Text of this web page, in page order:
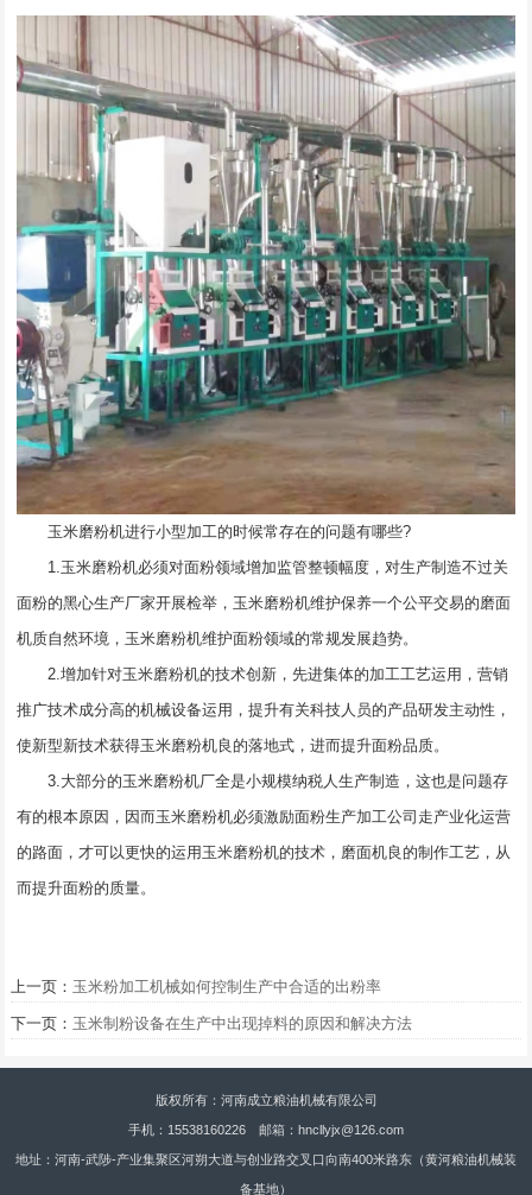
玉米磨粉机进行小型加工的时候常存在的问题有哪些?
1.玉米磨粉机必须对面粉领域增加监管整顿幅度，对生产制造不过关
面粉的黑心生产厂家开展检举，玉米磨粉机维护保养一个公平交易的磨面
机质自然环境，玉米磨粉机维护面粉领域的常规发展趋势。
2.增加针对玉米磨粉机的技术创新，先进集体的加工工艺运用，营销
推广技术成分高的机械设备运用，提升有关科技人员的产品研发主动性，
使新型新技术获得玉米磨粉机良的落地式，进而提升面粉品质。
3.大部分的玉米磨粉机厂全是小规模纳税人生产制造，这也是问题存
有的根本原因，因而玉米磨粉机必须激励面粉生产加工公司走产业化运营
的路面，才可以更快的运用玉米磨粉机的技术，磨面机良的制作工艺，从
而提升面粉的质量。
上一页： 玉米粉加工机械如何控制生产中合适的出粉率
下一页： 玉米制粉设备在生产中出现掉料的原因和解决方法
版权所有：河南成立粮油机械有限公司
手机：15538160226 邮箱：hncllyjx@126.com
地址：河南-武陟-产业集聚区河朔大道与创业路交叉口向南400米路东（黄河粮油机械装
备基地）